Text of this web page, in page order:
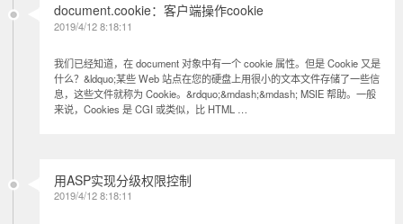
document.cookie：客户端操作cookie
2019/4/12 8:18:11
我们已经知道，在 document 对象中有一个 cookie 属性。但是 Cookie 又是
什么？&ldquo;某些 Web 站点在您的硬盘上用很小的文本文件存储了一些信
息，这些文件就称为 Cookie。&rdquo;&mdash;&mdash; MSIE 帮助。一般
来说，Cookies 是 CGI 或类似，比 HTML …
用ASP实现分级权限控制
2019/4/12 8:18:11